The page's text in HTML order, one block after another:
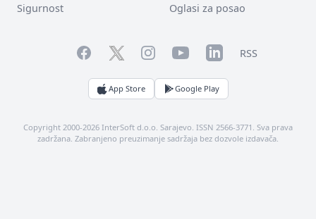
Sigurnost Oglasi za posao
FacebookTwitterInstagramYouTubeLinkedInRSS
App Store Google Play
Copyright 2000-2026 InterSoft d.o.o. Sarajevo. ISSN 2566-3771. Sva prava
zadržana. Zabranjeno preuzimanje sadržaja bez dozvole izdavača.